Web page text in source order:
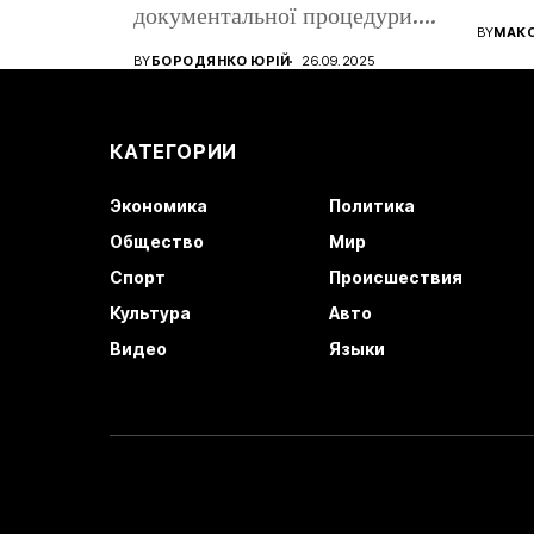
документальної процедури.
Від того, наскільки...
BYБОРОДЯНКО ЮРІЙ 26.09.2025
все
BY
КАТЕГОРИИ
Экономика
Политика
Общество
Мир
Спорт
Происшествия
Культура
Авто
Видео
Языки